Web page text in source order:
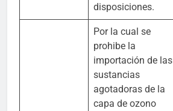
disposiciones.
Por la cual se
prohibe la
importación de las
sustancias
agotadoras de la
capa de ozono